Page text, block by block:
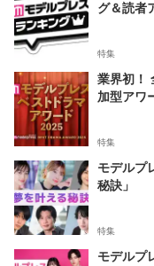
グ＆読者
特集
業界初！
加型アワ
特集
モデルプ
秘訣」
特集
モデルプ